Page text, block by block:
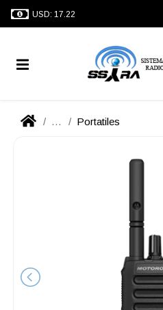
USD: 17.22
... Portatiles